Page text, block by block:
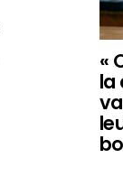
«
la